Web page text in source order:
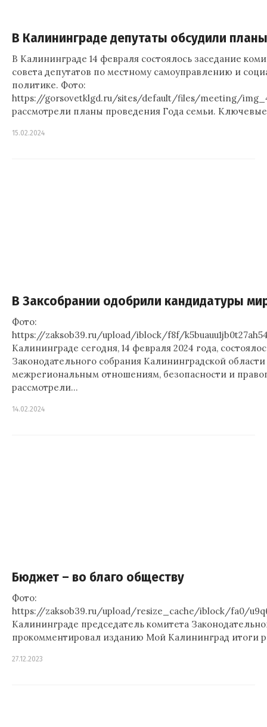
В Калининграде депутаты обсудили
В Калининграде 14 февраля состоялось заседание
совета депутатов по местному самоуправлению и
политике. Фото:
https://gorsovetklgd.ru/sites/default/files/meeting/
рассмотрели планы проведения Года семьи.
15.02.2024
В Заксобрании одобрили кандидатуры
Фото:
https://zaksob39.ru/upload/iblock/f8f/
Калининграде сегодня, 14 февраля 2024 года,
Законодательного собрания Калининградской
межрегиональным отношениям, безопасности и
рассмотрели…
14.02.2024
Бюджет – во благо обществу
Фото:
https://zaksob39.ru/upload/resize_cache/iblock/fa0/
Калининграде председатель комитета
прокомментировал изданию Мой Калининград итоги
27.12.2023